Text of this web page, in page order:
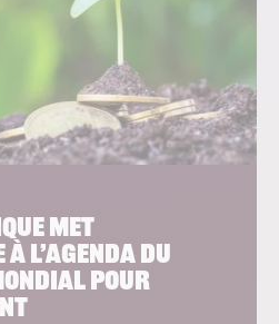
met
l’agenda du
pour